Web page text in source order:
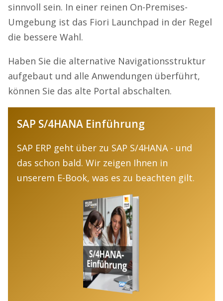
sinnvoll sein. In einer reinen On-Premises-
Umgebung ist das Fiori Launchpad in der Regel
die bessere Wahl.
Haben Sie die alternative Navigationsstruktur
aufgebaut und alle Anwendungen überführt,
können Sie das alte Portal abschalten.
SAP S/4HANA Einführung
SAP ERP geht über zu SAP S/4HANA - und
das schon bald. Wir zeigen Ihnen in
unserem E-Book, was es zu beachten gilt.